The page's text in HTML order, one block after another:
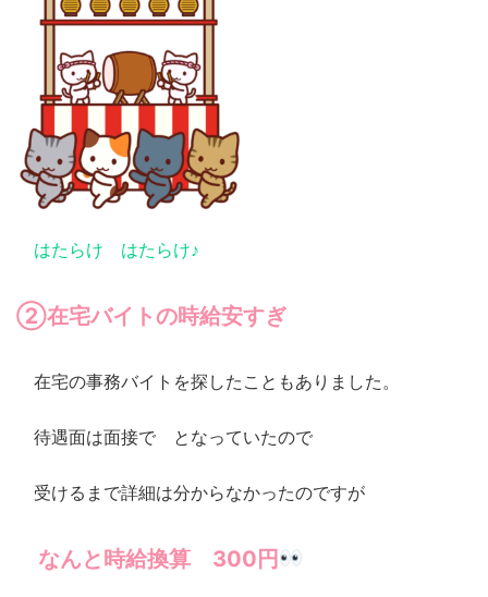
はたらけ はたらけ♪
②在宅バイトの時給安すぎ
在宅の事務バイトを探したこともありました。
待遇面は面接で となっていたので
受けるまで詳細は分からなかったのですが
なんと時給換算 300円